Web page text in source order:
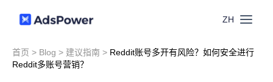
ZH
功能
首页 > Blog > 建议指南 > Reddit账号多开有风险？如何安全进行
Reddit多账号营销？